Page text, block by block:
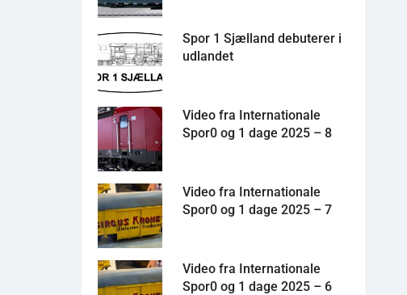
Spor 1 Sjælland debuterer i
udlandet
Video fra Internationale
Spor0 og 1 dage 2025 – 8
Video fra Internationale
Spor0 og 1 dage 2025 – 7
Video fra Internationale
Spor0 og 1 dage 2025 – 6